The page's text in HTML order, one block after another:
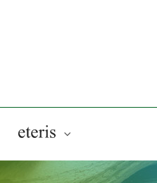
AlphaCBD